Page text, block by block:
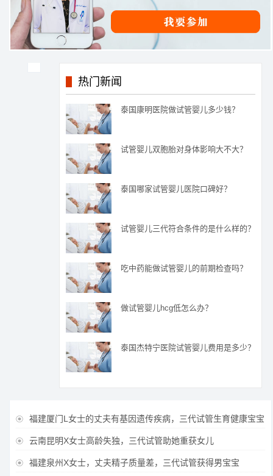
热门新闻
泰国康明医院做试管婴儿多少钱？
试管婴儿双胞胎对身体影响大不大？
泰国哪家试管婴儿医院口碑好？
试管婴儿三代符合条件的是什么样的？
吃中药能做试管婴儿的前期检查吗？
做试管婴儿hcg低怎么办？
泰国杰特宁医院试管婴儿费用是多少？
 福建厦门L女士的丈夫有基因遗传疾病，三代试管生育健康宝宝
 云南昆明X女士高龄失独，三代试管助她重获女儿
 福建泉州X女士，丈夫精子质量差，三代试管获得男宝宝